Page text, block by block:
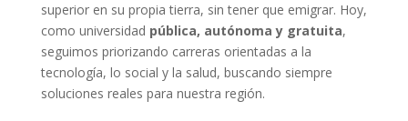
superior en su propia tierra, sin tener que emigrar. Hoy,
como universidad pública, autónoma y gratuita,
seguimos priorizando carreras orientadas a la
tecnología, lo social y la salud, buscando siempre
soluciones reales para nuestra región.